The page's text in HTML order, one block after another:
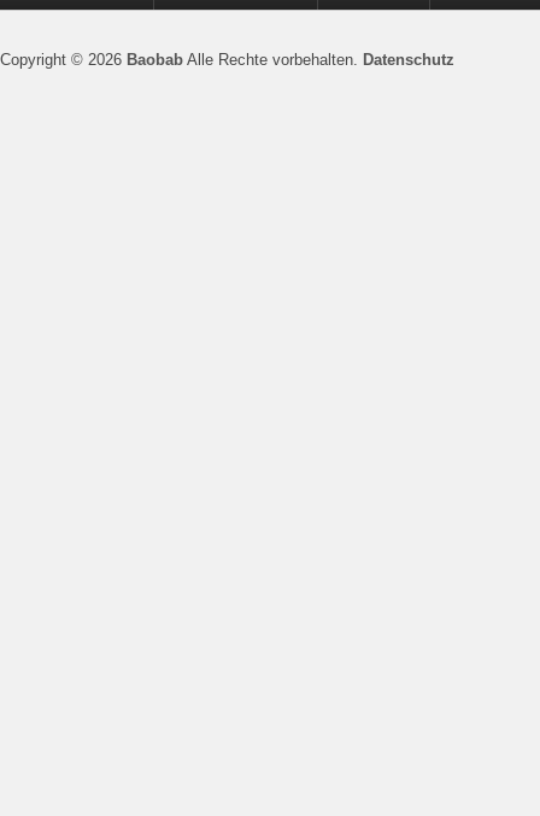
Copyright © 2026 Baobab Alle Rechte vorbehalten. Datenschutz